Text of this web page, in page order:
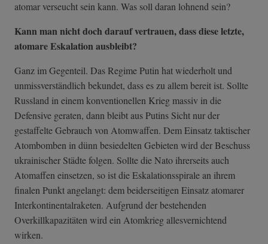
atomar verseucht sein kann. Was soll daran lohnend sein?
Kann man nicht doch darauf vertrauen, dass diese letzte,
atomare Eskalation ausbleibt?
Ganz im Gegenteil. Das Regime Putin hat wiederholt und
unmissverständlich bekundet, dass es zu allem bereit ist. Sollte
Russland in einem konventionellen Krieg massiv in die
Defensive geraten, dann bleibt aus Putins Sicht nur der
gestaffelte Gebrauch von Atomwaffen. Dem Einsatz taktischer
Atombomben in dünn besiedelten Gebieten wird der Beschuss
ukrainischer Städte folgen. Sollte die Nato ihrerseits auch
Atomaffen einsetzen, so ist die Eskalationsspirale an ihrem
finalen Punkt angelangt: dem beiderseitigen Einsatz atomarer
Interkontinentalraketen. Aufgrund der bestehenden
Overkillkapazitäten wird ein Atomkrieg allesvernichtend
wirken.